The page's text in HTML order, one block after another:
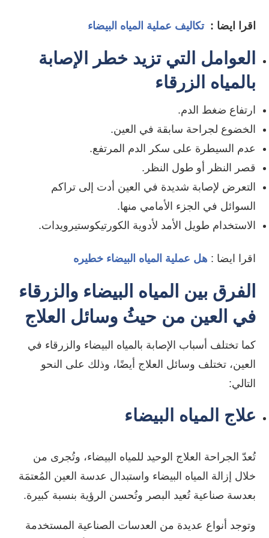
اقرا ايضا : تكاليف عملية المياه البيضاء
العوامل التي تزيد خطر الإصابة
بالمياه الزرقاء
ارتفاع ضغط الدم.
الخضوع لجراحة سابقة في العين.
عدم السيطرة على سكر الدم المرتفع.
قصر النظر أو طول النظر.
التعرض لإصابة شديدة في العين أدت إلى تراكم
السوائل في الجزء الأمامي منها.
الاستخدام طويل الأمد لأدوية الكورتيكوستيرويدات.
اقرا ايضا : هل عملية المياه البيضاء خطيره
الفرق بين المياه البيضاء والزرقاء
في العين من حيثُ وسائل العلاج
كما تختلف أسباب الإصابة بالمياه البيضاء والزرقاء في
العين، تختلف وسائل العلاج أيضًا، وذلك على النحو
التالي:
علاج المياه البيضاء
تُعدّ الجراحة العلاج الوحيد للمياه البيضاء، وتُجرى من
خلال إزالة المياه البيضاء واستبدال عدسة العين المُعتمَة
بعدسة صناعية تُعيد البصر وتُحسن الرؤية بنسبة كبيرة.
وتوجد أنواع عديدة من العدسات الصناعية المستخدمة